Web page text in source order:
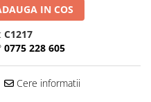
IN COS
C1217
0775 228 605
Cere informatii